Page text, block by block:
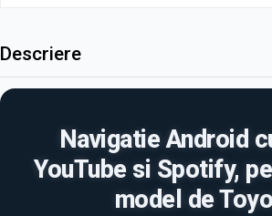
Descriere
Navigatie Android
YouTube si Spotify,
model de